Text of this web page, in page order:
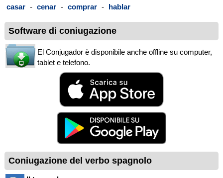
casar - cenar - comprar - hablar
Software di coniugazione
El Conjugador è disponibile anche offline su computer,
tablet e telefono.
Coniugazione del verbo spagnolo